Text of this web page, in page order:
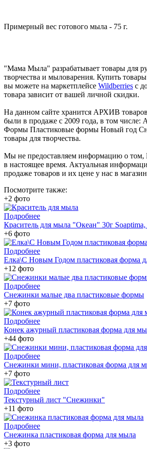
Примерный вес готового мыла - 75 г.
"Мама Мыла" разрабатывает товары для
творчества и мыловарения. Купить
вы можете на маркетплейсе Wildberries с
товара зависит от вашей личной скидки.
На данном сайте хранится АРХИВ
были в продаже с 2009 года, в том числе:
Формы Пластиковые формы Новый год
товары для творчества.
Мы не предоставляем информацию о
в настоящее время. Актуальная
продаже товаров и их цене у нас в
Посмотрите также:
+2 фото
Подробнее
Краситель для мыла "Океан" 30г
+6 фото
Подробнее
Елка\С Новым Годом пластиковая форма
+12 фото
Подробнее
Снежинки малые два пластиковые формы
+7 фото
Подробнее
Конек ажурный пластиковая форма для
+44 фото
Подробнее
Снежинки мини, пластиковая форма для
+7 фото
Подробнее
Текстурный лист "Снежинки"
+11 фото
Подробнее
Снежинка пластиковая форма для мыла
+3 фото